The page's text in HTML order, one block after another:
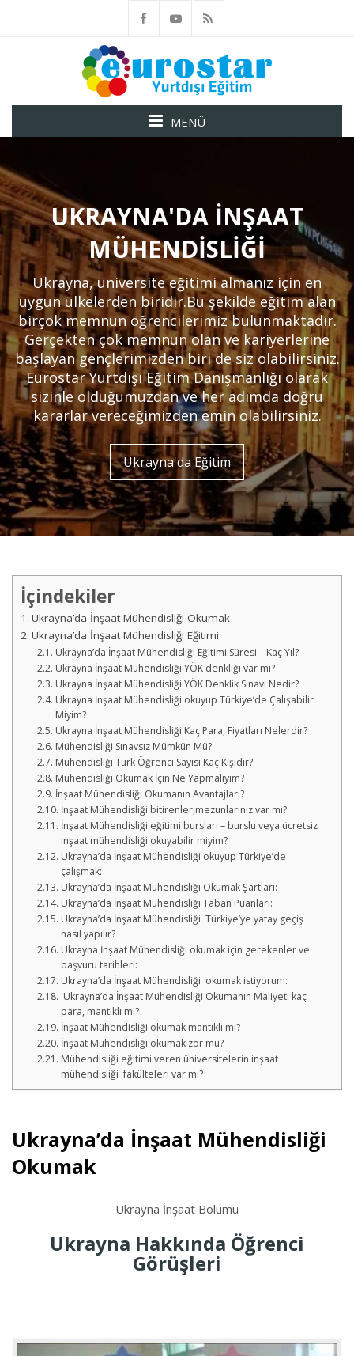
MENÜ
UKRAYNA'DA İNŞAAT
MÜHENDISLIĞI
Ukrayna, üniversite eğitimi almanız için en
uygun ülkelerden biridir.Bu şekilde eğitim alan
birçok memnun öğrencilerimiz bulunmaktadır.
Gerçekten çok memnun olan ve kariyerlerine
başlayan gençlerimizden biri de siz olabilirsiniz.
Eurostar Yurtdışı Eğitim Danışmanlığı olarak
sizinle olduğumuzdan ve her adımda doğru
kararlar vereceğimizden emin olabilirsiniz.
Ukrayna'da Eğitim
İçindekiler
Ukrayna’da İnşaat Mühendisliği Okumak
Ukrayna’da İnşaat Mühendisliği Eğitimi
Ukrayna’da İnşaat Mühendisliği Eğitimi Süresi – Kaç Yıl?
Ukrayna İnşaat Mühendisliği YÖK denkliği var mı?
Ukrayna İnşaat Mühendisliği YÖK Denklik Sınavı Nedir?
Ukrayna İnşaat Mühendisliği okuyup Türkiye’de Çalışabilir
Miyim?
Ukrayna İnşaat Mühendisliği Kaç Para, Fiyatları Nelerdir?
Mühendisliği Sınavsız Mümkün Mü?
Mühendisliği Türk Öğrenci Sayısı Kaç Kişidir?
Mühendisliği Okumak İçin Ne Yapmalıyım?
İnşaat Mühendisliği Okumanın Avantajları?
İnşaat Mühendisliği bitirenler,mezunlarınız var mı?
İnşaat Mühendisliği eğitimi bursları – burslu veya ücretsiz
inşaat mühendisliği okuyabilir miyim?
Ukrayna’da İnşaat Mühendisliği okuyup Türkiye’de
çalışmak:
Ukrayna’da İnşaat Mühendisliği Okumak Şartları:
Ukrayna’da İnşaat Mühendisliği Taban Puanları:
Ukrayna’da İnşaat Mühendisliği Türkiye’ye yatay geçiş
nasıl yapılır?
Ukrayna İnşaat Mühendisliği okumak için gerekenler ve
başvuru tarihleri:
Ukrayna’da İnşaat Mühendisliği okumak istiyorum:
Ukrayna’da İnşaat Mühendisliği Okumanın Maliyeti kaç
para, mantıklı mı?
İnşaat Mühendisliği okumak mantıklı mı?
İnşaat Mühendisliği okumak zor mu?
Mühendisliği eğitimi veren üniversitelerin inşaat
mühendisliği fakülteleri var mı?
Ukrayna’da İnşaat Mühendisliği
Okumak
Ukrayna İnşaat Bölümü
Ukrayna Hakkında Öğrenci
Görüşleri